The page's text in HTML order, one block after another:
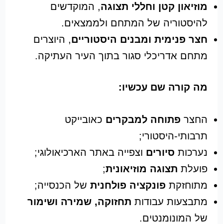
מוזיאון קטן וחללי תצוגה, המוקדשים
להיסטוריה של המתחם ולממצאים.
חצר פנימית ומבנים היסטוריים, היוצרים
מתחם אדריכלי סגור בתוך העיר העתיקה.
מה קורה שם עכשיו:
החצר פתוחה למבקרים כאובייקט
תרבותי-היסטורי;
נערכות סיורים וצפייה באתר הארכיאולוגי;
פועלת תצוגה מוזיאונית;
מתוחזקת פונקציה פולחניתשל הכנסייה;
מתבצעות עבודות תחזוקה, שמירה ושימור
של המונומנטים.